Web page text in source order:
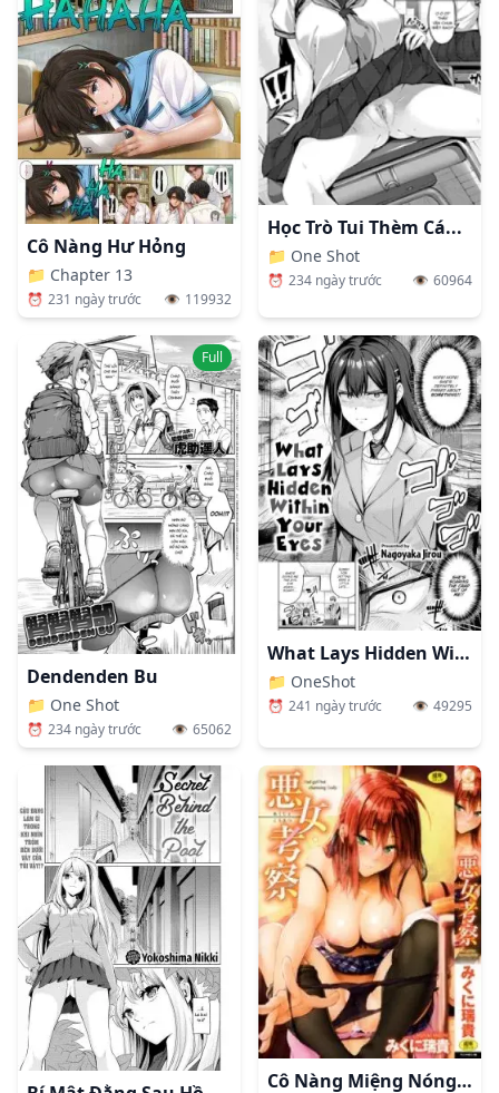
Cô Nàng Hư Hỏng
📁 Chapter 13
⏰ 231 ngày trước 👁️ 119932
Học Trò Tui Thèm Cá...
📁 One Shot
⏰ 234 ngày trước 👁️ 60964
Full
Dendenden Bu
📁 One Shot
⏰ 234 ngày trước 👁️ 65062
What Lays Hidden Within Your Eyes
📁 OneShot
⏰ 241 ngày trước 👁️ 49295
Cô Nàng Miệng Nóng Tim Mềm